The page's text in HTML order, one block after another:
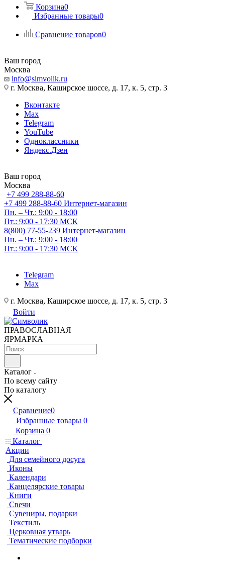
Корзина0
Избранные товары0
Сравнение товаров0
Ваш город
Москва
info@simvolik.ru
г. Москва, Каширское шоссе, д. 17, к. 5, стр. 3
Вконтакте
Max
Telegram
YouTube
Одноклассники
Яндекс.Дзен
Ваш город
Москва
+7 499 288-88-60
+7 499 288-88-60 Интернет-магазин
Пн. – Чт.: 9:00 - 18:00
Пт.: 9:00 - 17:30 МСК
8(800) 77-55-239 Интернет-магазин
Пн. – Чт.: 9:00 - 18:00
Пт.: 9:00 - 17:30 МСК
Telegram
Max
г. Москва, Каширское шоссе, д. 17, к. 5, стр. 3
Войти
ПРАВОСЛАВНАЯ
ЯРМАРКА
Каталог
По всему сайту
По каталогу
Сравнение0
Избранные товары 0
Корзина 0
Каталог
Акции
Для семейного досуга
Иконы
Календари
Канцелярские товары
Книги
Свечи
Сувениры, подарки
Текстиль
Церковная утварь
Тематические подборки